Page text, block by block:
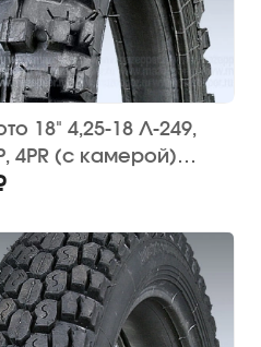
18" 4,25-18 Л-249,
4PR (с камерой)
(кросс)